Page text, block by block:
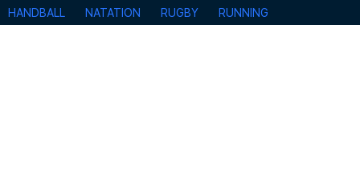
HANDBALL
NATATION RUGBY
RUNNING